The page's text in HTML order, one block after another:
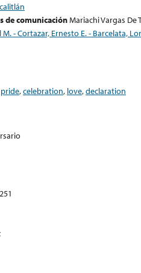
de comunicaciónMariachi Vargas De
- Cortazar, Ernesto E. - Barcelata,
pride,celebration, love,declaration